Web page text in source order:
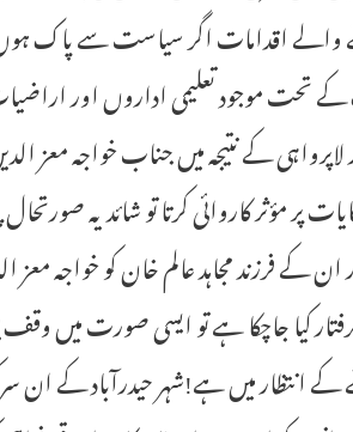
اقدامات اگر سیاست سے پاک ہوں
کے تحت موجود تعلیمی اداروں اور
کے نتیجہ میں جناب خواجہ معز
مؤثر کاروائی کرتا تو شائد یہ
کے فرزند مجاہد عالم خان کو خواجہ
جاچکا ہے تو ایسی صورت میں وقف
انتظار میں ہے!شہر حیدرآباد کے ان